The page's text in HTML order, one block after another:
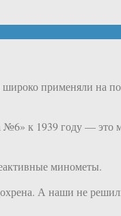
применяли на
№6» к 1939 году —
минометы.
А наши не